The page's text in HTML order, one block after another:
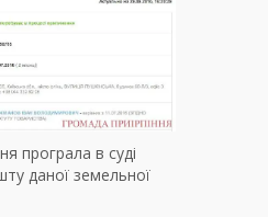
програла в суді
даної земельної